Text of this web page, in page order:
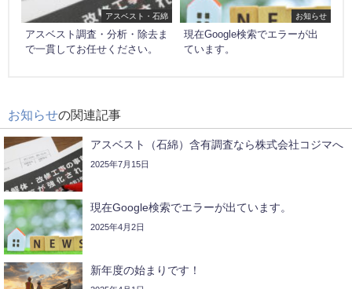
アスベスト・石綿
アスベスト調査・分析・除去ま
で一貫してお任せください。
お知らせ
現在Google検索でエラーが出
ています。
お知らせの関連記事
アスベスト（石綿）含有調査なら株式会社コジマへ
2025年7月15日
現在Google検索でエラーが出ています。
2025年4月2日
新年度の始まりです！